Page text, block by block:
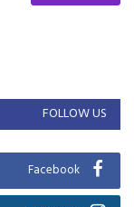
FOLLOW US
Facebook